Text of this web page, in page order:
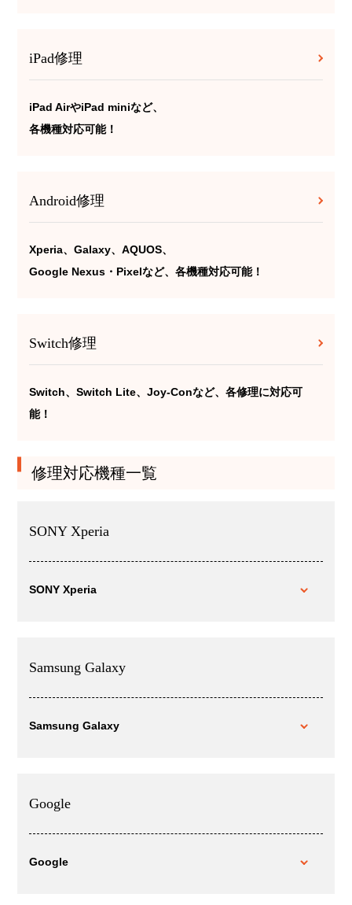
iPad修理
iPad AirやiPad miniなど、
各機種対応可能！
Android修理
Xperia、Galaxy、AQUOS、
Google Nexus・Pixelなど、各機種対応可能！
Switch修理
Switch、Switch Lite、Joy-Conなど、各修理に対応可
能！
修理対応機種一覧
SONY Xperia
SONY Xperia
Samsung Galaxy
Samsung Galaxy
Google
Google